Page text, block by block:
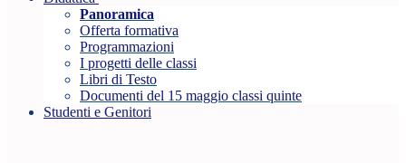
Panoramica
Offerta formativa
Programmazioni
I progetti delle classi
Libri di Testo
Documenti del 15 maggio classi quinte
Studenti e Genitori